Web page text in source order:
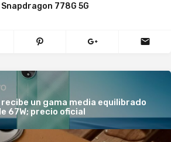
Snapdragon 778G 5G
recibe un gama media equilibrado
67W; precio oficial